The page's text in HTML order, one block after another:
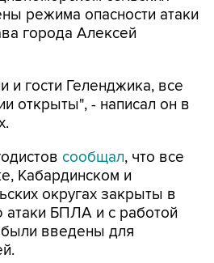
гости Геленджика, все
округах закрыты в
атаки БПЛА и с работой
введены для